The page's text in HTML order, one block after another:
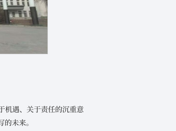
机遇、关于责任的沉重意
未来。